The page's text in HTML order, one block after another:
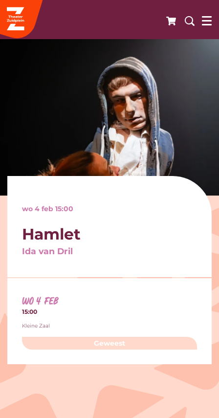
Hamlet
Ida van Dril
wo 4 feb 15:00
wo 4 feb
15:00
Kleine Zaal
Geweest